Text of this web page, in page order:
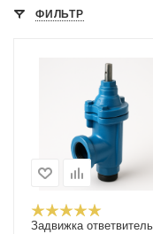
ФИЛЬТР
Задвижка